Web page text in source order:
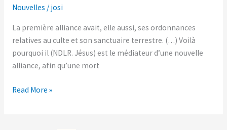
Nouvelles / josi
La première alliance avait, elle aussi, ses ordonnances
relatives au culte et son sanctuaire terrestre. (…) Voilà
pourquoi il (NDLR. Jésus) est le médiateur d’une nouvelle
alliance, afin qu’une mort
notre
conviction!
Read More »